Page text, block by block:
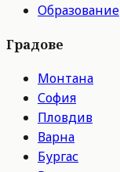
Образование
Градове
Монтана
София
Пловдив
Варна
Бургас